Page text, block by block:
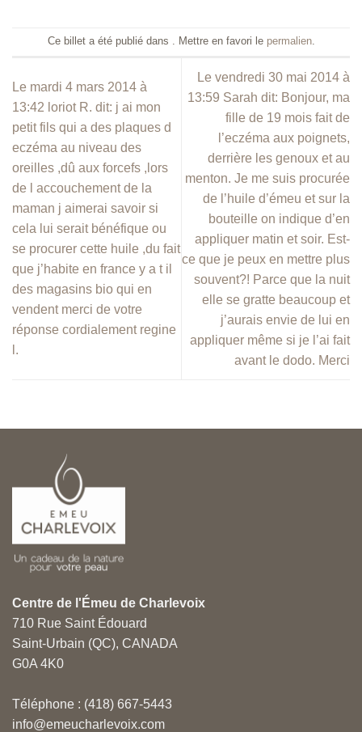
Ce billet a été publié dans . Mettre en favori le permalien.
Le mardi 4 mars 2014 à
13:42 loriot R. dit: j ai mon
petit fils qui a des plaques d
eczéma au niveau des
oreilles ,dû aux forcefs ,lors
de l accouchement de la
maman j aimerai savoir si
cela lui serait bénéfique ou
se procurer cette huile ,du fait
que j’habite en france y a t il
des magasins bio qui en
vendent merci de votre
réponse cordialement regine
l.
Le vendredi 30 mai 2014 à
13:59 Sarah dit: Bonjour, ma
fille de 19 mois fait de
l’eczéma aux poignets,
derrière les genoux et au
menton. Je me suis procurée
de l’huile d’émeu et sur la
bouteille on indique d’en
appliquer matin et soir. Est-
ce que je peux en mettre plus
souvent?! Parce que la nuit
elle se gratte beaucoup et
j’aurais envie de lui en
appliquer même si je l’ai fait
avant le dodo. Merci
Centre de l'Émeu de Charlevoix
710 Rue Saint Édouard
Saint-Urbain (QC), CANADA
G0A 4K0
Téléphone : (418) 667-5443
info@emeucharlevoix.com